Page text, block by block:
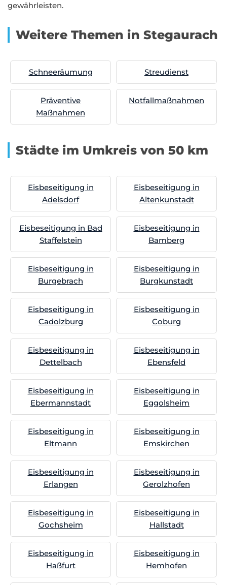
gewährleisten.
Weitere Themen in Stegaurach
Schneeräumung Streudienst
Präventive
Maßnahmen
Notfallmaßnahmen
Städte im Umkreis von 50 km
Eisbeseitigung in
Adelsdorf
Eisbeseitigung in
Altenkunstadt
Eisbeseitigung in Bad
Staffelstein
Eisbeseitigung in
Bamberg
Eisbeseitigung in
Burgebrach
Eisbeseitigung in
Burgkunstadt
Eisbeseitigung in
Cadolzburg
Eisbeseitigung in
Coburg
Eisbeseitigung in
Dettelbach
Eisbeseitigung in
Ebensfeld
Eisbeseitigung in
Ebermannstadt
Eisbeseitigung in
Eggolsheim
Eisbeseitigung in
Eltmann
Eisbeseitigung in
Emskirchen
Eisbeseitigung in
Erlangen
Eisbeseitigung in
Gerolzhofen
Eisbeseitigung in
Gochsheim
Eisbeseitigung in
Hallstadt
Eisbeseitigung in
Haßfurt
Eisbeseitigung in
Hemhofen